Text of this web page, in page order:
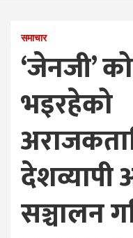
समाचार
‘जेनजी’
भइरहेको
देशव्यापी
सञ्चालन